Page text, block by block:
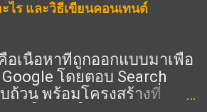
🎯 Heading ช่วย E-E-A-T
Expertise 👉 ใช้ Heading
2. แสดง Experience 👉 มี
รณ์จริง” ✔️ 3. แสดง
วข้อครบทุกมุม ✔️ 4. แสดง
/ ข้อมูลชัด 🔧 วิธีเขียน
ไร และวิธีเขียนคอนเทนต์
อเนื้อหาที่ถูกออกแบบมาเพื่อ
โดยตอบ Search
ถ้วน พร้อมโครงสร้างที่